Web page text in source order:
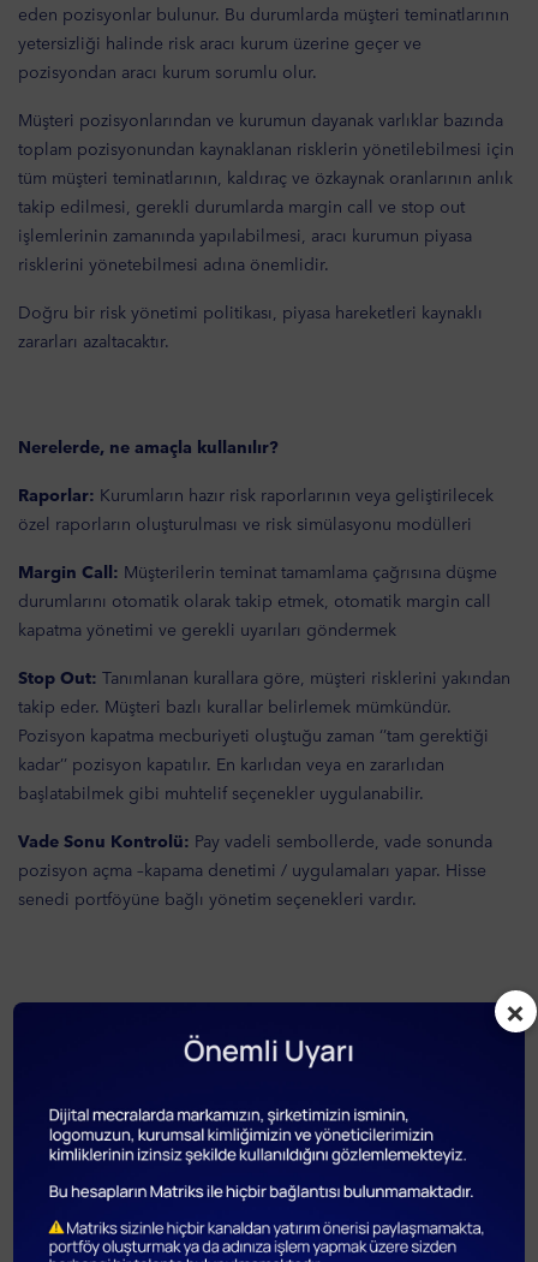
×
eden pozisyonlar bulunur. Bu durumlarda müşteri teminatlarının
yetersizliği halinde risk aracı kurum üzerine geçer ve
pozisyondan aracı kurum sorumlu olur.
Müşteri pozisyonlarından ve kurumun dayanak varlıklar bazında
toplam pozisyonundan kaynaklanan risklerin yönetilebilmesi için
tüm müşteri teminatlarının, kaldıraç ve özkaynak oranlarının anlık
takip edilmesi, gerekli durumlarda margin call ve stop out
işlemlerinin zamanında yapılabilmesi, aracı kurumun piyasa
risklerini yönetebilmesi adına önemlidir.
Doğru bir risk yönetimi politikası, piyasa hareketleri kaynaklı
zararları azaltacaktır.
Nerelerde, ne amaçla kullanılır?
Raporlar: Kurumların hazır risk raporlarının veya geliştirilecek
özel raporların oluşturulması ve risk simülasyonu modülleri
Margin Call: Müşterilerin teminat tamamlama çağrısına düşme
durumlarını otomatik olarak takip etmek, otomatik margin call
kapatma yönetimi ve gerekli uyarıları göndermek
Stop Out: Tanımlanan kurallara göre, müşteri risklerini yakından
takip eder. Müşteri bazlı kurallar belirlemek mümkündür.
Pozisyon kapatma mecburiyeti oluştuğu zaman ‘’tam gerektiği
kadar’’ pozisyon kapatılır. En karlıdan veya en zararlıdan
başlatabilmek gibi muhtelif seçenekler uygulanabilir.
Vade Sonu Kontrolü: Pay vadeli sembollerde, vade sonunda
pozisyon açma –kapama denetimi / uygulamaları yapar. Hisse
senedi portföyüne bağlı yönetim seçenekleri vardır.
Üründe hangi özellikler vardır?
- Hesap/Hesap grubu bazından otomatik Margin Call Kapatma ve
bildirim servisi
- Hesap/Hesap grubu bazından otomatik Stop Out ve bildirim